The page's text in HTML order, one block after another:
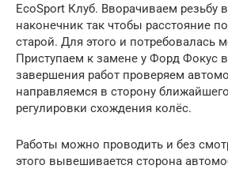
EcoSport Клуб. Вворачиваем резьбу
наконечник так чтобы расстояние
старой. Для этого и потребовалась
Приступаем к замене у Форд Фокус
завершения работ проверяем
направляемся в сторону
регулировки схождения колёс.
Работы можно проводить и без
этого вывешивается сторона